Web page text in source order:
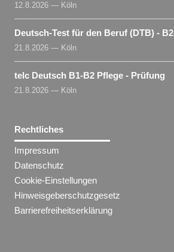
12.8.2026 — Köln
Deutsch-Test für den Beruf (DTB) - B2
21.8.2026 — Köln
telc Deutsch B1-B2 Pflege - Prüfung
21.8.2026 — Köln
Rechtliches
Impressum
Datenschutz
Cookie-Einstellungen
Hinweisgeberschutzgesetz
Barrierefreiheitserklärung